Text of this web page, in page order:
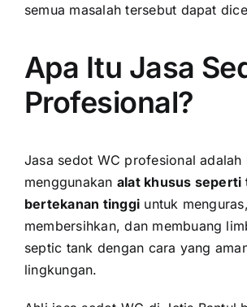
semua masalah tersebut dapat
Apa Itu Jasa
Profesional?
Jasa sedot WC profesional adalah
menggunakan alat khusus seperti
bertekanan tinggi untuk menguras,
membersihkan, dan membuang
septic tank dengan cara yang
lingkungan.